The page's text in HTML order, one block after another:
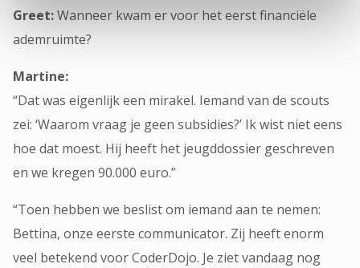
Greet:Wanneer kwam er voor het eerst financiële
ademruimte?
Martine:
“Dat was eigenlijk een mirakel. Iemand van de scouts
zei: ‘Waarom vraag je geen subsidies?’ Ik wist niet eens
hoe dat moest. Hij heeft het jeugddossier geschreven
en we kregen 90.000 euro.”
“Toen hebben we beslist om iemand aan te nemen:
Bettina, onze eerste communicator. Zij heeft enorm
veel betekend voor CoderDojo. Je ziet vandaag nog